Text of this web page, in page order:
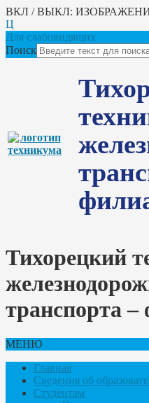
ВКЛ / ВЫКЛ:
Ц
Для слабовидящих
Поиск
Тихорецкий
транспорта
МЕНЮ
Главная
Сведения об
Студентам